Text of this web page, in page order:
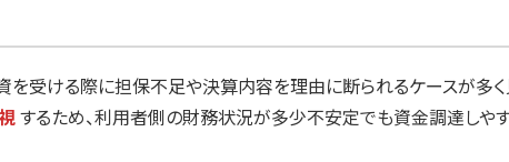
を受ける際に担保不足や決算内容を理由に断られるケースが多
するため、利用者側の財務状況が多少不安定でも資金調達しや